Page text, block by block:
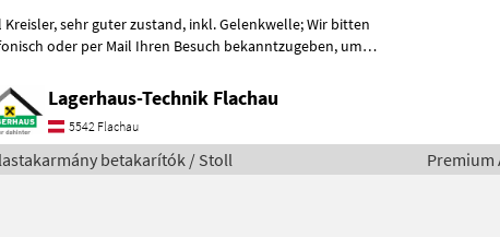
zustand, inkl. Gelenkwelle; Wir bitten
oder per Mail Ihren Besuch bekanntzugeben, um
Lagerhaus-Technik Flachau
5542 Flachau
betakarítók / Stoll Premium